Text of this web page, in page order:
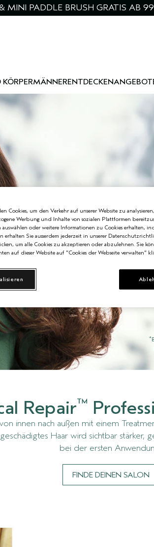
PADDLE BRUSH GRATIS AB
MÄNNERENTDECKEN
*
Repair™
innen nach außen mit einem
Haar wird sichtbar stärker,
bei der ersten
FINDE DEINEN SALON
Cookies, um den Verkehr auf unserer Website zu
Werbung und Inhalte von sozialen Plattformen
auswählen oder weitere Informationen zu Cookies erhalten,
erhalten Sie ausserdem jederzeit in unserer
um alle Cookies zu akzeptieren oder abzulehnen. Sie
auf dieser Website auf "Cookies der Webseite verwalten"